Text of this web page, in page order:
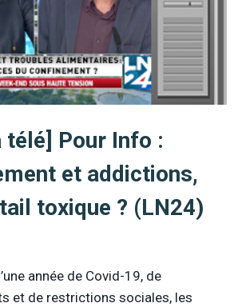
télé] Pour Info :
et addictions,
toxique ? (LN24)
année de Covid-19, de
et de restrictions sociales, les